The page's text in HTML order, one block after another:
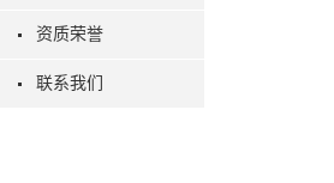
资质荣誉
联系我们